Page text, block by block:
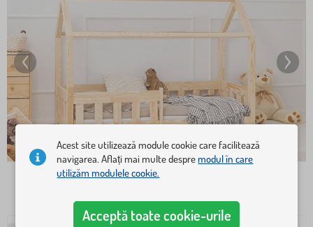
Acest site utilizează module cookie care facilitează
navigarea. Aflați mai multe despremodul în care
utilizăm modulele cookie.
Acceptă toate cookie-urile